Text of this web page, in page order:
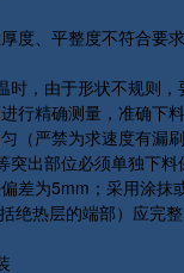
、平整度不符合要求
，由于形状不规则，
行精确测量，准确下
（严禁为求速度有漏
出部位必须单独下料
差为5mm；采用涂抹
绝热层的端部）应完